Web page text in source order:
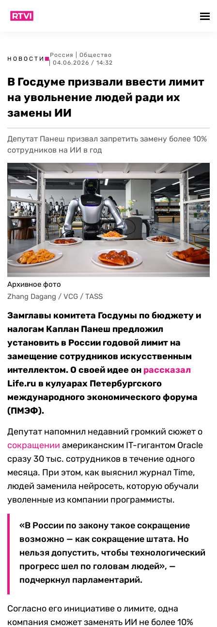
НОВОСТИ
Россия
Общество
| 04.06.2026 / 14:32
В Госдуме призвали ввести лимит
на увольнение людей ради их
замены ИИ
Депутат Панеш призвал запретить замену более 10%
сотрудников на ИИ в год
Архивное фото
Zhang Dagang / VCG / TASS
Замглавы комитета Госдумы по бюджету и
налогам Каплан Панеш предложил
установить в России годовой лимит на
замещение сотрудников искусственным
интеллектом. О своей идее он рассказал
Life.ru в кулуарах Петербургского
международного экономического форума
(ПМЭФ).
Депутат напомнил недавний громкий сюжет о
сокращении американским IT-гигантом Oracle
сразу 30 тыс. сотрудников в течение одного
месяца. При этом, как выяснил журнал Time,
людей заменила нейросеть, которую обучали
уволенные из компании программисты.
«В России по закону такое сокращение
возможно — как сокращение штата. Но
нельзя допустить, чтобы технологический
прогресс шел по головам людей», —
подчеркнул парламентарий.
Согласно его инициативе о лимите, одна
компания сможет заменять ИИ не более 10%